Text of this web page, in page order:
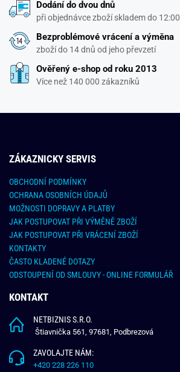
Dodání do dvou dnů
při objednávce zboží skladem do 12:00
Bezproblémové vrácení a výměna
zboží do 14 dnů od jeho převzetí
Ověřený e-shop od roku 2013
Více než 140 000 zákazníků
ZÁKAZNICKY SERVIS
OBCHODNÍ PODMÍNKY
OCHRANA OSOBNÍCH ÚDAJŮ
MOŽNOSTI DOPRAVY A PLATBY
JAK POSTUPOVAT PŘI VÝMĚNĚ ZBOŽÍ
JAK POSTUPOVAT PŘI VRÁCENÍ ZBOŽÍ
KONTAKTY
ČASTO KLADENÉ DOTAZY
ODSTOUPENÍ OD SMLOUVY - ONLINE FORMULÁŘ
KONTAKT
NETBIZNIS S.R.O.
Štiavnička 561, 97681, Podbrezová
ZAVOLAJTE NÁM:
+420 228 226 110